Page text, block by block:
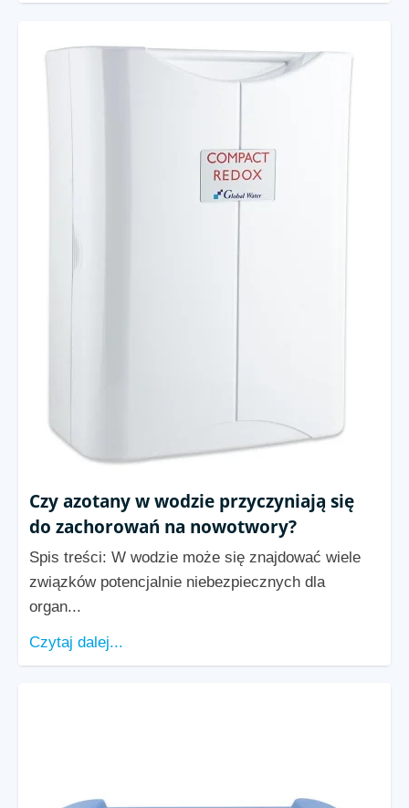
Czy azotany w wodzie przyczyniają się
do zachorowań na nowotwory?
Spis treści: W wodzie może się znajdować wiele
związków potencjalnie niebezpiecznych dla
organ...
Czytaj dalej...